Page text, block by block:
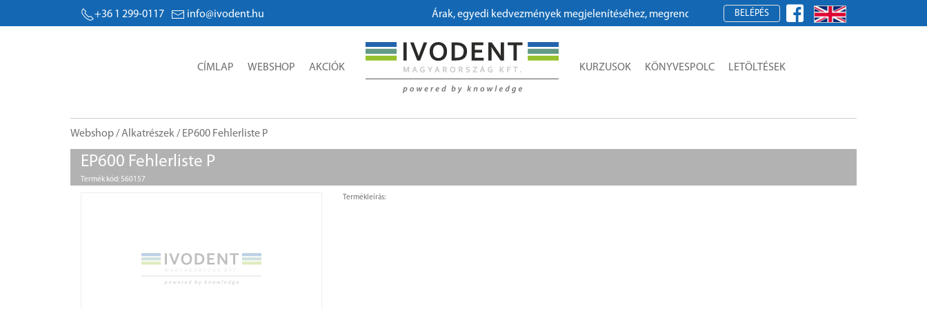
+36 1 299-0117 info@ivodent.hu Árak, egyedi kedvezmények megjelenítéséhez, megrendeléshez kérjük, regisztráljon!
BELÉPÉS
CÍMLAP WEBSHOP AKCIÓK KURZUSOK KÖNYVESPOLC LETÖLTÉSEK
Webshop/Alkatrészek/ EP600 Fehlerliste P
EP600 Fehlerliste P
Termék kód: 560157
Termékleírás: